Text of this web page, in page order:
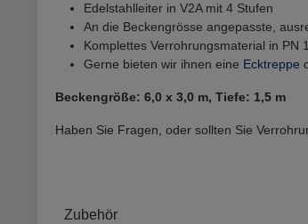
Edelstahlleiter in V2A mit 4 Stufen
An die Beckengrösse angepasste,
Komplettes Verrohrungsmaterial in PN
Gerne bieten wir ihnen eine Ecktreppe
Beckengröße: 6,0 x 3,0 m, Tiefe: 1,5 m
Haben Sie Fragen, oder sollten Sie
Zubehör